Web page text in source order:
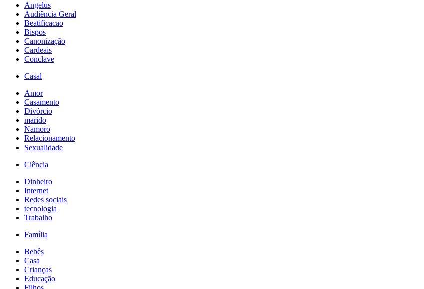
Angelus
Audiência Geral
Beatificacao
Bispos
Canonização
Cardeais
Conclave
Casal
Amor
Casamento
Divórcio
marido
Namoro
Relacionamento
Sexualidade
Ciência
Dinheiro
Internet
Redes sociais
tecnologia
Trabalho
Família
Bebês
Casa
Crianças
Educação